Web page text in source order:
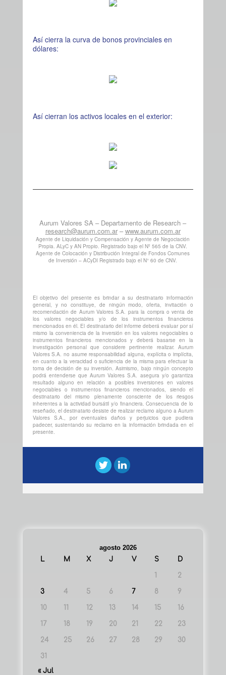
Así cierra la curva de bonos provinciales en
dólares:
Así cierran los activos locales en el exterior:
Aurum Valores SA – Departamento de Research –
research@aurum.com.ar– www.aurum.com.ar
Agente de Liquidación y Compensación y Agente de Negociación
Propia. ALyC y AN Propio. Registrado bajo el Nº 565 de la CNV.
Agente de Colocación y Distribución Integral de Fondos Comunes
de Inversión – ACyDI Registrado bajo el N° 60 de CNV.
El objetivo del presente es brindar a su destinatario información
general, y no constituye, de ningún modo, oferta, invitación o
recomendación de Aurum Valores S.A. para la compra o venta de
los valores negociables y/o de los instrumentos financieros
mencionados en él. El destinatario del informe deberá evaluar por sí
mismo la conveniencia de la inversión en los valores negociables o
instrumentos financieros mencionados y deberá basarse en la
investigación personal que considere pertinente realizar. Aurum
Valores S.A. no asume responsabilidad alguna, explícita o implícita,
en cuanto a la veracidad o suficiencia de la misma para efectuar la
toma de decisión de su inversión. Asimismo, bajo ningún concepto
podrá entenderse que Aurum Valores S.A. asegura y/o garantiza
resultado alguno en relación a posibles inversiones en valores
negociables o instrumentos financieros mencionados, siendo el
destinatario del mismo plenamente consciente de los riesgos
inherentes a la actividad bursátil y/o financiera. Consecuencia de lo
reseñado, el destinatario desiste de realizar reclamo alguno a Aurum
Valores S.A., por eventuales daños y perjuicios que pudiera
padecer, sustentando su reclamo en la información brindada en el
presente.
agosto 2026
L
M X J V S D
1 2
3 4 5 6 7 8 9
10 11 12 13 14 15 16
17 18 19 20 21 22 23
24 25 26 27 28 29 30
31
« Jul